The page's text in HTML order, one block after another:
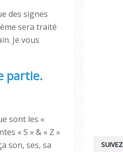
des signes
sera traité
Je vous
partie.
sont les «
« S » & « Z »
son, ses, sa